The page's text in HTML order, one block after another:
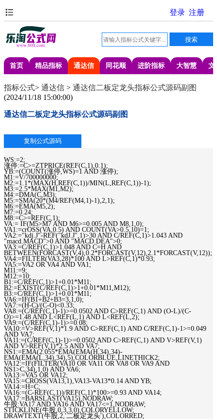
首页 精品指标 通达信 同花顺 进阶指标 大智慧 文
指标公式> 通达信 > 通达信二板定龙头指标公式源码副图
(2024/11/18 15:00:00)
通达信二板定龙头指标公式源码副图
WS:=2;
涨停:=C>=ZTPRICE(REF(C,1),0.1);
YB:=(COUNT(涨停,WS)=1 AND 涨停);
M1:=V/700000000;
M2:=1.1*(MAX(H,REF(C,1))/MIN(L,REF(C,1))-1);
M3:=2.5*MAX(M1,M2);
M4:=DMA(C,M3);
M5:=SMA(20*(M4/REF(M4,1)-1),2,1);
M6:=EMA(M5,2);
M7:=0.24;
M8:=C>=REF(C,1);
VA:= IF(M5>M7 AND M6>=0.005 AND M8,1,0);
VA1:=crOSS(VA,0.5) AND COUNT(VA>0.5,10)=1;
VA2:="kdj.J"-REF("kdJ.J",1)>30 AND C/REF(C,1)>1.043 AND
"macd.MACD">0 AND "MACD.DEA">0;
VA3:=C/REF(C,1)>1.048 AND C=H AND
BETWEEN(FORCAST(V,4),0.2*FORCAST(V,12),2.1*FORCAST(V,12));
VA4:=FILTER(VA3,28)*100 AND L>REF(C,1)*0.93;
VA5:=VA2 OR VA4 AND VA1;
M11:=9;
M12:=10;
B1:=C/REF(C,1)>1+0.01*M11;
B2:=EXIST(C/REF(C,1)>1+0.01*M11,M12);
B3:=C/REF(C,1)>1+0.01*M11;
VA6:=IF(B1+B2+B3=3,1,0);
VA7:=(H-C)/(C-O)<0.33;
VA8:=(C/REF(C,1)-1)>=0.0502 AND C>REF(C,1) AND (O-L)/(C-
O)>=1.48 AND L<REF(L,1) AND L<REF(L,2);
VA9:=(C/REF(C,1)-1)>=0.08;
VA10:=V>REF(V,1)*1.9 AND C>REF(C,1) AND C/REF(C,1)-1>=0.049
AND VA7;
VA11:=(C/REF(C,1)-1)>=0.0502 AND C>REF(C,1) AND V>REF(V,1)
AND V>REF(V,1)*2.5 AND VA7;
NS1:=EMA(2.055*EMA(EMA(H,34),34)-
EMA(EMA(L,34),34),5),COLORBLUE,LINETHICK2;
VA12:=IF(FILTER(VA10 OR VA11 OR VA8 OR VA9 AND
NS1>C,34),1,0) AND VA6;
VA13:=VA5 OR VA12;
VA15:=CROSS(VA13,1),VA13-VA13*0.14 AND YB;
VA14:=H=C;
VA16:=(C-REF(C,1))/REF(C,1)*100>=0.93 AND VA14;
VA17:=BARSLAST(VA15),NODRAW;
牛股:VA17 AND VA16 AND VA17<=1,NODRAW;
STICKLINE(牛股,0,3,3,0),COLORYELLOW;
DRAWTEXT(牛股,2,'二板定龙头'),COLORRED;